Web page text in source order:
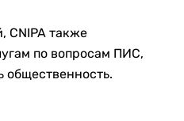
CNIPA также
по вопросам ПИС,
общественность.